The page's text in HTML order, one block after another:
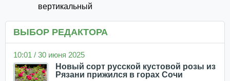
вертикальный
ВЫБОР РЕДАКТОРА
10:01 / 30 июня 2025
Новый сорт русской кустовой розы из
Рязани прижился в горах Сочи